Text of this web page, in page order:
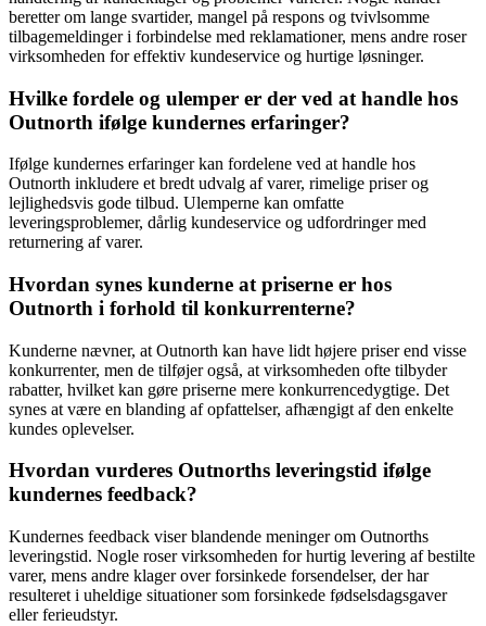
beretter om lange svartider, mangel på respons og tvivlsomme
tilbagemeldinger i forbindelse med reklamationer, mens andre roser
virksomheden for effektiv kundeservice og hurtige løsninger.
Hvilke fordele og ulemper er der ved at handle hos
Outnorth ifølge kundernes erfaringer?
Ifølge kundernes erfaringer kan fordelene ved at handle hos
Outnorth inkludere et bredt udvalg af varer, rimelige priser og
lejlighedsvis gode tilbud. Ulemperne kan omfatte
leveringsproblemer, dårlig kundeservice og udfordringer med
returnering af varer.
Hvordan synes kunderne at priserne er hos
Outnorth i forhold til konkurrenterne?
Kunderne nævner, at Outnorth kan have lidt højere priser end visse
konkurrenter, men de tilføjer også, at virksomheden ofte tilbyder
rabatter, hvilket kan gøre priserne mere konkurrencedygtige. Det
synes at være en blanding af opfattelser, afhængigt af den enkelte
kundes oplevelser.
Hvordan vurderes Outnorths leveringstid ifølge
kundernes feedback?
Kundernes feedback viser blandende meninger om Outnorths
leveringstid. Nogle roser virksomheden for hurtig levering af bestilte
varer, mens andre klager over forsinkede forsendelser, der har
resulteret i uheldige situationer som forsinkede fødselsdagsgaver
eller ferieudstyr.